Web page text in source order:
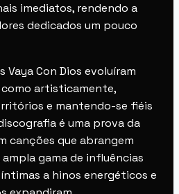
imediatos, rendendo a
dedicados um pouco
Vaya Con Dios evoluíram
artisticamente,
e mantendo-se fiéis
é uma prova da
canções que abrangem
gama de influências
íntimas a hinos energéticos e